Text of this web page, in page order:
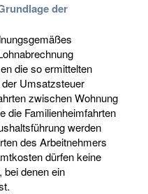
der
die so ermittelten
Umsatzsteuer
zwischen Wohnung
die Familienheimfahrten
werden
des Arbeitnehmers
dürfen keine
bei denen ein